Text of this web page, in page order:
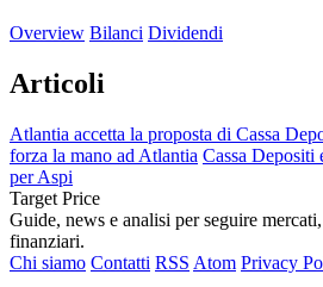
Overview Bilanci Dividendi
Articoli
Atlantia accetta la proposta di Cassa
forza la mano ad Atlantia Cassa Depositi
per Aspi
Target Price
Guide, news e analisi per seguire
finanziari.
Chi siamo Contatti RSS Atom Privacy